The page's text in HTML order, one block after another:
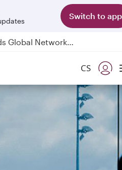
Switch to app
Passengers flying between Doha and Auckland on QR914 and QR915
18 June 2026: Updates on Travelling with Power Banks
CS